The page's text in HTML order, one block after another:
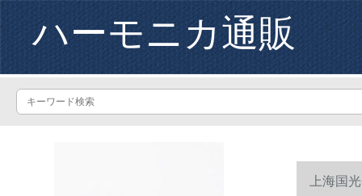
ハーモニカ通販
上海国